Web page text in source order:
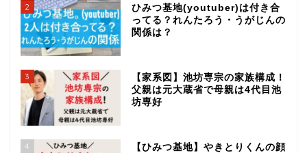
2
ひみつ基地(youtuber)は付き合
ってる？れんたろう・うがじんの
関係は？
3
【家系図】池坊専宗の家族構成！
父親は元大蔵省で母親は4代目池
坊専好
4
【ひみつ基地】やきとりくんの顔